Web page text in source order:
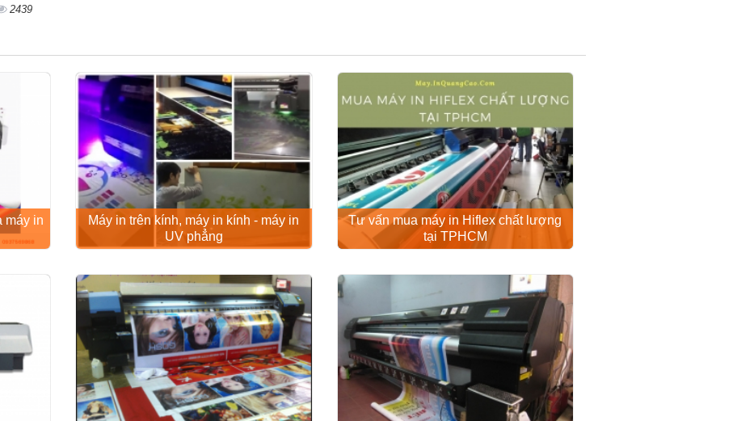
2439
máy in
Máy in trên kính, máy in kính - máy in
UV phẳng
Tư vấn mua máy in Hiflex chất lượng
tại TPHCM